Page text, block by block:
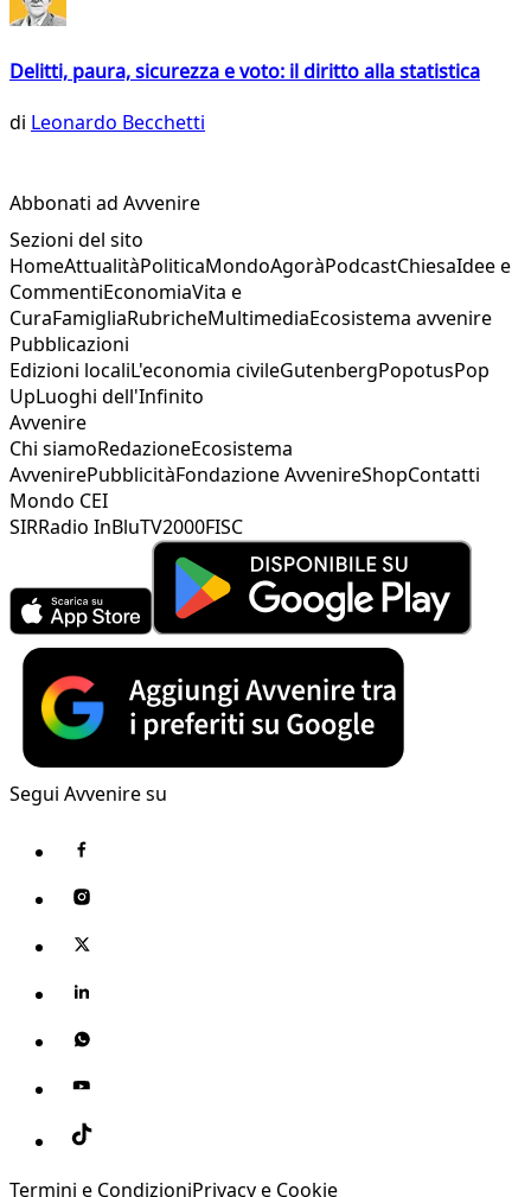
Delitti, paura, sicurezza e voto: il diritto alla statistica
di Leonardo Becchetti
Abbonati ad Avvenire
Sezioni del sito
HomeAttualitàPoliticaMondoAgoràPodcastChiesaIdee e
CommentiEconomiaVita e
CuraFamigliaRubricheMultimediaEcosistema avvenire
Pubblicazioni
Edizioni localiL'economia civileGutenbergPopotusPop
UpLuoghi dell'Infinito
Avvenire
Chi siamoRedazioneEcosistema
AvvenirePubblicitàFondazione AvvenireShopContatti
Mondo CEI
SIRRadio InBluTV2000FISC
Segui Avvenire su
Termini e CondizioniPrivacy e Cookie